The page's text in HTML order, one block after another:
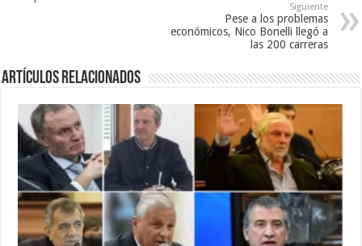
Siguiente
Pese a los problemas
económicos, Nico Bonelli llegó a
las 200 carreras
Artículos Relacionados